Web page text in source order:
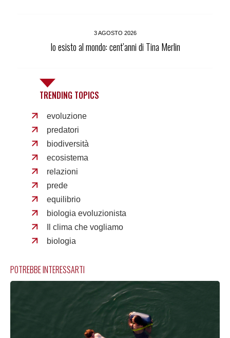
3 AGOSTO 2026
Io esisto al mondo: cent’anni di Tina Merlin
TRENDING TOPICS
evoluzione
predatori
biodiversità
ecosistema
relazioni
prede
equilibrio
biologia evoluzionista
Il clima che vogliamo
biologia
POTREBBE INTERESSARTI